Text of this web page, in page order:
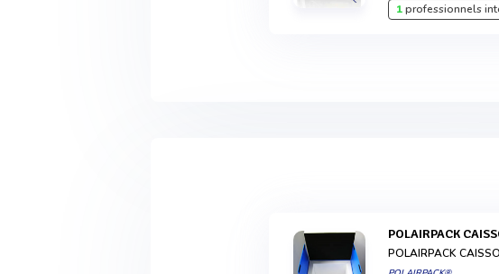
1professionnels
POLAIRPACK
POLAIRPACK